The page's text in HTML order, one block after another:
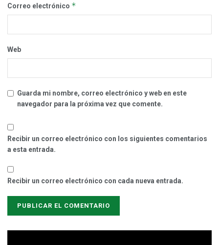
Correo electrónico *
Web
Guarda mi nombre, correo electrónico y web en este
navegador para la próxima vez que comente.
Recibir un correo electrónico con los siguientes comentarios
a esta entrada.
Recibir un correo electrónico con cada nueva entrada.